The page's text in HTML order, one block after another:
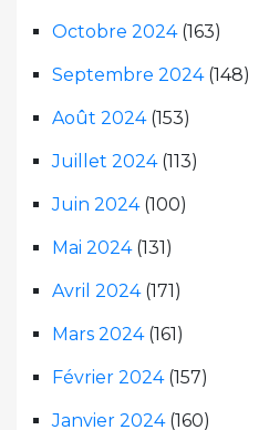
Octobre 2024(163)
Septembre 2024(148)
Août 2024(153)
Juillet 2024(113)
Juin 2024(100)
Mai 2024(131)
Avril 2024(171)
Mars 2024(161)
Février 2024(157)
Janvier 2024(160)